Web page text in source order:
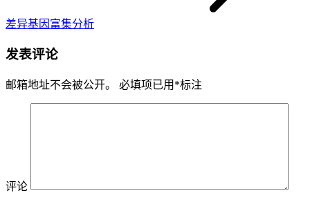
差异基因富集分析
发表评论
邮箱地址不会被公开。 必填项已用 *标注
评论